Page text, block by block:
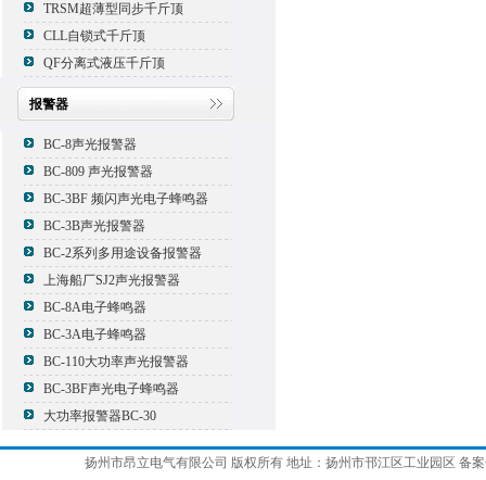
TRSM超薄型同步千斤顶
CLL自锁式千斤顶
QF分离式液压千斤顶
报警器
BC-8声光报警器
BC-809 声光报警器
BC-3BF 频闪声光电子蜂鸣器
BC-3B声光报警器
BC-2系列多用途设备报警器
上海船厂SJ2声光报警器
BC-8A电子蜂鸣器
BC-3A电子蜂鸣器
BC-110大功率声光报警器
BC-3BF声光电子蜂鸣器
大功率报警器BC-30
扬州市昂立电气有限公司 版权所有 地址：扬州市邗江区工业园区 备